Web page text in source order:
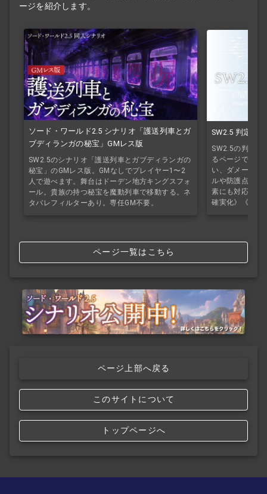
ージを紹介します。
ソード・ワールド2.5 シナリオ「護送列車とガ
ブディランガの秘宝」GMレス版
SW2.5のシナリオ「護送列車とガブディランガの
秘宝」のGMレス版。GMなしでプレイヤー1〜2
人で遊べます。舞台はドーデン地方キングスフォ
ール。貴族の持つ秘宝を魔動列車で移動する。ネ
タバレフィルターあり。専任GM不要。
SW2.5 判定シ
SW2.5の判定や
るページです。
い、ダメージの
ルや防護点、半
素にも対応して
確実化》《魔法
ページ一覧はこちら
ページ上部へ戻る
このサイトについて
トップページへ